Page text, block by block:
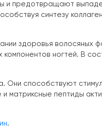
и предотвращают
синтезу
здоровья волосяных
компонентов ногтей. В
способствуют
пептиды
.